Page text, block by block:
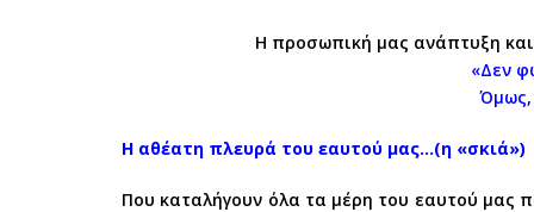
Η προσωπική μας ανάπτυξη
«Δεν
Όμως,
Η αθέατη πλευρά του εαυτού μας…(η «σκιά»)
Που καταλήγουν όλα τα μέρη του εαυτού μας